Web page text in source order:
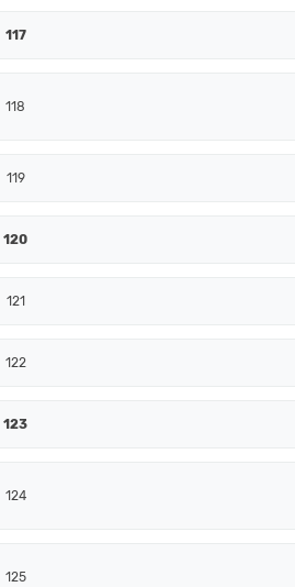
117
118
119
120
121
122
123
124
125